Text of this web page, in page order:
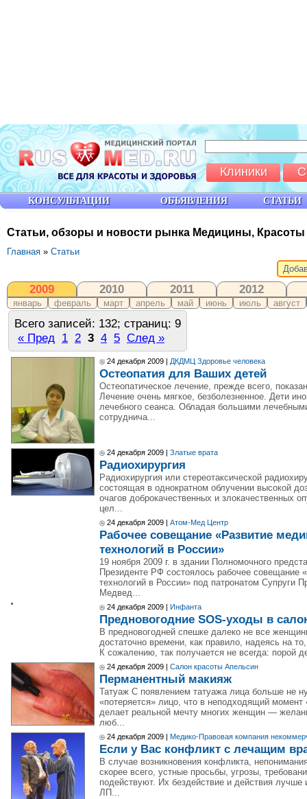
Статьи, обзоры и новости рынка Медицины,
Главная » Статьи
2009 2010 2011 2012
январь февраль март апрель май июнь июль август
Всего записей: 132; страниц: 9
« Пред 1 2 3 4 5 След »
24 декабря 2009 | ДКДМЦ Здоровье человека
Остеопатия для Ваших детей
Остеопатическое лечение, прежде всего,
Лечение очень мягкое, безболезненное. Дети
лечебного сеанса. Обладая большими
сотруднича...
24 декабря 2009 | Златые врата
Радиохирургия
Радиохирургия или стереотаксической
состоящая в однократном облучении высокой
очагов доброкачественных и злокачественных
цел...
24 декабря 2009 | Атом-Мед Центр
Рабочее совещание «Развитие
технологий в России»
19 ноября 2009 г. в здании Полномочного
Президенте РФ состоялось рабочее совещание
технологий в России» под патронатом
Медвед...
24 декабря 2009 | Инфанта
Предновогодние SOS-уходы в
В предновогодней спешке далеко не все
достаточно времени, как правило, надеясь на
К сожалению, так получается не всегда: порой
24 декабря 2009 | Салон красоты Апельсин
Перманентный макияж
Татуаж С появлением татуажа лица больше не
«потеряется» лицо, что в неподходящий
делает реальной мечту многих женщин —
люб...
24 декабря 2009 | Медико-Правовая компания
Если у Вас конфликт с лечащим
В случае возникновения конфликта,
скорее всего, устные просьбы, угрозы,
подействуют. Их бездействие и действия
ЛП...
КОНСУЛЬТАЦИИ ОБЪЯВЛЕНИЯ СТАТЬИ
Клиники